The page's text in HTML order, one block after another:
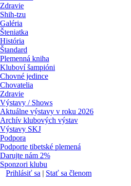
Zdravie
Shih-tzu
Galéria
Šteniatka
História
Štandard
Plemenná kniha
Kluboví šampióni
Chovné jedince
Chovatelia
Zdravie
Výstavy / Shows
Aktuálne výstavy v roku 2026
Archív klubových výstav
Výstavy SKJ
Podpora
Podporte tibetské plemená
Darujte nám 2%
Sponzori klubu
Prihlásiť sa | Stať sa členom